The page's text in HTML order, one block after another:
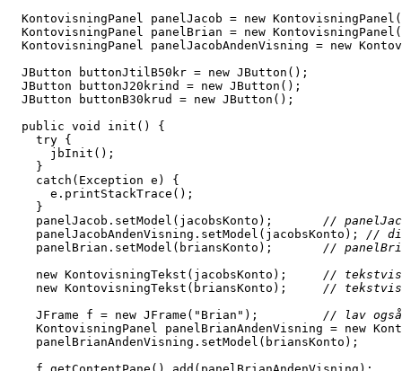
KontovisningPanel panelJacob = new
KontovisningPanel panelBrian = new
KontovisningPanel panelJacobAndenVisning = new
  JButton buttonJtilB50kr = new JButton();
  JButton buttonJ20krind = new JButton();
  JButton buttonB30krud = new JButton();
  public void init() {
    try {
      jbInit();
    }
    catch(Exception e) {
      e.printStackTrace();
    }
    panelJacob.setModel(jacobsKonto);
//
    panelJacobAndenVisning.setModel(jacobsKonto);
//
    panelBrian.setModel(briansKonto);
//
    new KontovisningTekst(jacobsKonto);
//
    new KontovisningTekst(briansKonto);
//
    JFrame f = new JFrame("Brian");
// lav
KontovisningPanel panelBrianAndenVisning = new
    panelBrianAndenVisning.setModel(briansKonto);